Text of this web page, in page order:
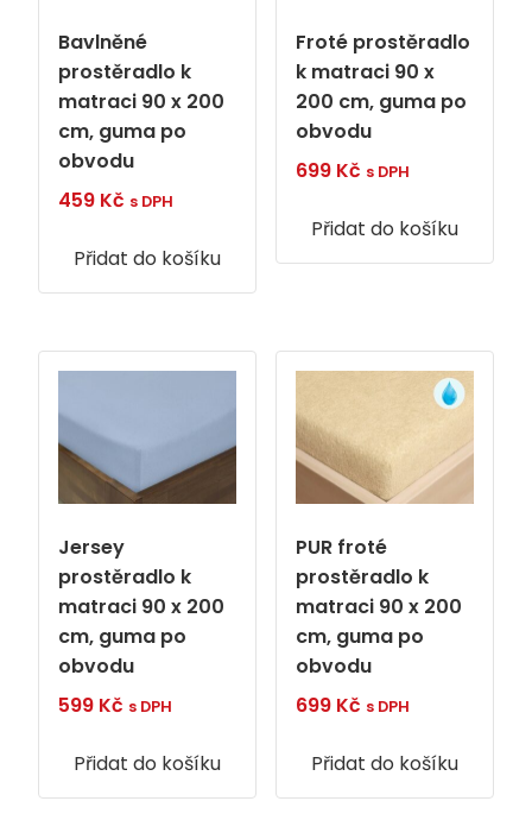
Bavlněné
prostěradlo k
matraci 90 x 200
cm, guma po
obvodu
459 Kč s DPH
Přidat do košíku
Froté prostěradlo
k matraci 90 x
200 cm, guma po
obvodu
699 Kč s DPH
Přidat do košíku
Jersey
prostěradlo k
matraci 90 x 200
cm, guma po
obvodu
599 Kč s DPH
Přidat do košíku
PUR froté
prostěradlo k
matraci 90 x 200
cm, guma po
obvodu
699 Kč s DPH
Přidat do košíku